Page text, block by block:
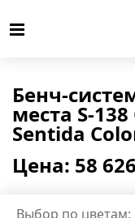
Бенч-
места S-
Sentida
Цена: 58 626
Выбор по цветам: